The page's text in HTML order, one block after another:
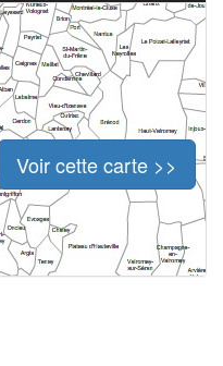
Voir cette carte >>